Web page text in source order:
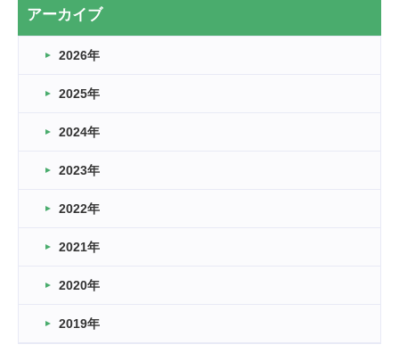
2026.03.20
なぎなた
2026.03.16
車いすバスケとRくんのお話
卒業・卒園の季節★
2026.03.11
緑ケ丘体育館
2022.11.03
緑ケ丘体育館
アーカイブ
2026年
2025年
2024年
2023年
2022年
2021年
2020年
2019年